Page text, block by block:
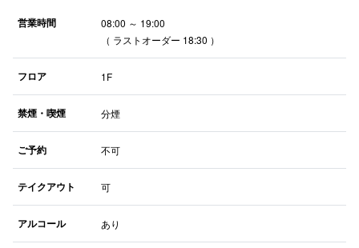
営業時間
08:00 ～ 19:00
（ ラストオーダー 18:30 ）
フロア 1F
禁煙・喫煙 分煙
ご予約 不可
テイクアウト 可
アルコール あり